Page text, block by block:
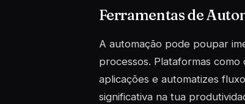
Ferramentas de
A automação pode poupar
processos. Plataformas
aplicações e automatizes
significativa na tua